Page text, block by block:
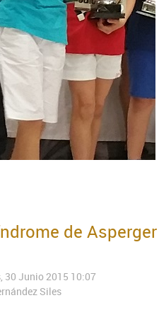
de Asperger
30 Junio 2015 10:07
Siles